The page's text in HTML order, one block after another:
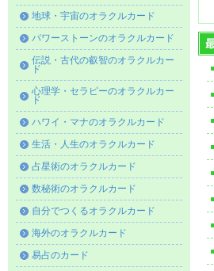
地球・宇宙のオラクルカード
パワーストーンのオラクルカード
伝説・古代の叡智のオラクルカー
ド
心理学・セラピーのオラクルカー
ド
ハワイ・マナのオラクルカード
生活・人生のオラクルカード
占星術のオラクルカード
数秘術のオラクルカード
自分でつくるオラクルカード
海外のオラクルカード
易占のカード